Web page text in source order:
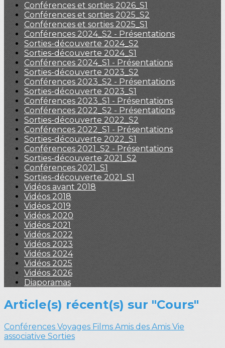
Conférences et sorties 2026_S1
Conférences et sorties 2025_S2
Conférences et sorties 2025_S1
Conférences 2024_S2 - Présentations
Sorties-découverte 2024_S2
Sorties-découverte 2024_S1
Conférences 2024_S1 - Présentations
Sorties-découverte 2023_S2
Conférences 2023_S2 - Présentations
Sorties-découverte 2023_S1
Conférences 2023_S1 - Présentations
Conférences 2022_S2 - Présentations
Sorties-découverte 2022_S2
Conférences 2022_S1 - Présentations
Sorties-découverte 2022_S1
Conférences 2021_S2 - Présentations
Sorties-découverte 2021_S2
Conférences 2021_S1
Sorties-découverte 2021_S1
Vidéos avant 2018
Vidéos 2018
Vidéos 2019
Vidéos 2020
Vidéos 2021
Vidéos 2022
Vidéos 2023
Vidéos 2024
Vidéos 2025
Vidéos 2026
Diaporamas
Article(s) récent(s) sur "Cours"
Conférences Voyages Films Amis des Amis Vie
associative Sorties